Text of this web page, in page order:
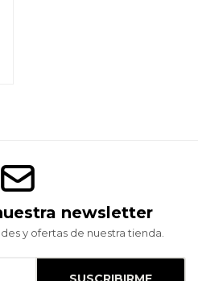
newsletter
y ofertas de nuestra tienda.